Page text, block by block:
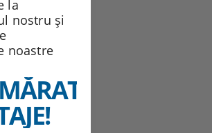
la
nostru și
noastre